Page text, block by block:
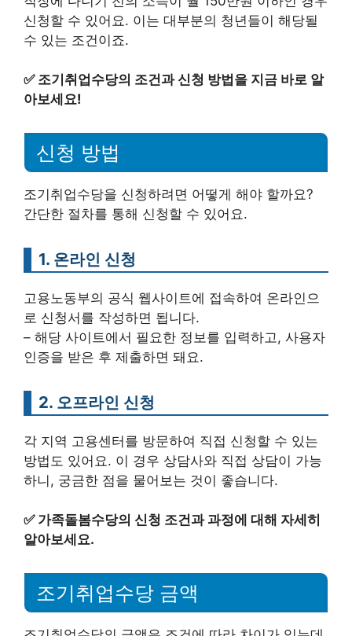
신청할 수 있어요. 이는 대부분의 청년들이 해당될
수 있는 조건이죠.
✅ 조기취업수당의 조건과 신청 방법을 지금 바로 알
아보세요!
신청 방법
조기취업수당을 신청하려면 어떻게 해야 할까요?
간단한 절차를 통해 신청할 수 있어요.
1. 온라인 신청
고용노동부의 공식 웹사이트에 접속하여 온라인으
로 신청서를 작성하면 됩니다.
– 해당 사이트에서 필요한 정보를 입력하고, 사용자
인증을 받은 후 제출하면 돼요.
2. 오프라인 신청
각 지역 고용센터를 방문하여 직접 신청할 수 있는
방법도 있어요. 이 경우 상담사와 직접 상담이 가능
하니, 궁금한 점을 물어보는 것이 좋습니다.
✅ 가족돌봄수당의 신청 조건과 과정에 대해 자세히
알아보세요.
조기취업수당 금액